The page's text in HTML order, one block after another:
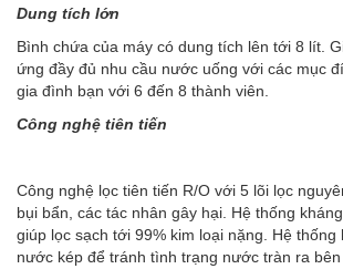
Dung tích lớn
Bình chứa của máy có dung tích lên tới 8 lít.
ứng đầy đủ nhu cầu nước uống với các mục
gia đình bạn với 6 đến 8 thành viên.
Công nghệ tiên tiến
Công nghệ lọc tiên tiến R/O với 5 lõi lọc
bụi bẩn, các tác nhân gây hại. Hệ thống
giúp lọc sạch tới 99% kim loại nặng. Hệ thống
nước kép để tránh tình trạng nước tràn ra bên